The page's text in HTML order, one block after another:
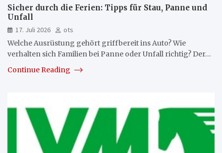
Sicher durch die Ferien: Tipps für Stau, Panne und
Unfall
17. Juli 2026
ots
Welche Ausrüstung gehört griffbereit ins Auto? Wie
verhalten sich Familien bei Panne oder Unfall richtig? Der…
Continue Reading